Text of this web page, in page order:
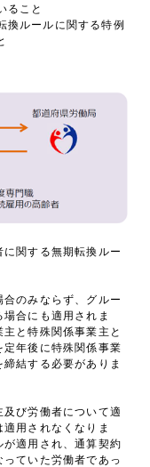
ること
換ルールに関する特例
関する無期転換ルー
のみならず、グルー
合にも適用されま
と特殊関係事業主と
年後に特殊関係事業
結する必要がありま
び労働者について適
用されなくなりま
適用され、通算契約
ていた労働者であっ